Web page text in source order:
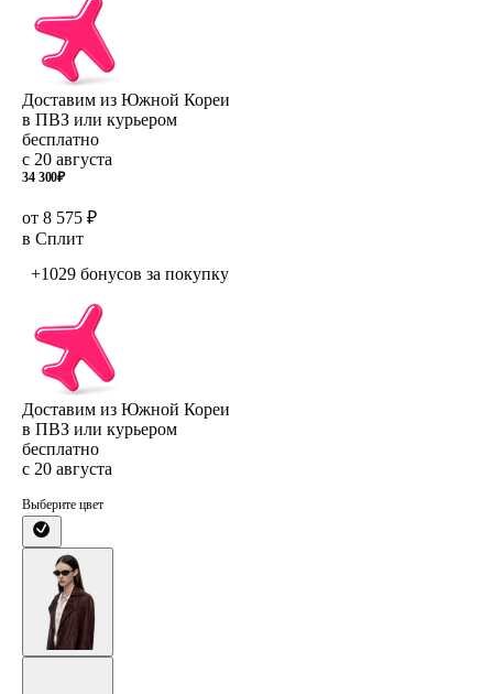
Доставим из Южной Кореи
в ПВЗ или курьером
бесплатно
с 20 августа
34 300₽
от 8 575 ₽
в Сплит
+1029 бонусов за покупку
Доставим из Южной Кореи
в ПВЗ или курьером
бесплатно
с 20 августа
Выберите цвет